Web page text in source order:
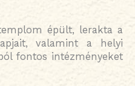
épült, lerakta a
valamint a helyi
fontos intézményeket